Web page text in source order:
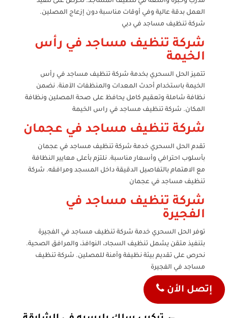
العمل بدقة عالية وفي أوقات مناسبة دون إزعاج المصلين.
شركة تنظيف مساجد في دبي
شركة تنظيف مساجد في رأس
الخيمة
تتميز الحل السحري بخدمة شركة تنظيف مساجد في رأس
الخيمة باستخدام أحدث المعدات والمنظفات الآمنة. نضمن
نظافة شاملة وتعقيم كامل يحافظ على صحة المصلين ونظافة
المكان. شركة تنظيف مساجد في راس الخيمة
شركة تنظيف مساجد في عجمان
تقدم الحل السحري خدمة شركة تنظيف مساجد في عجمان
بأسلوب احترافي وأسعار مناسبة. نلتزم بأعلى معايير النظافة
مع الاهتمام بالتفاصيل الدقيقة داخل المسجد ومرافقه. شركة
تنظيف مساجد في عجمان
شركة تنظيف مساجد في
الفجيرة
توفر الحل السحري خدمة شركة تنظيف مساجد في الفجيرة
بتنفيذ متقن يشمل تنظيف السجاد، النوافذ، والمرافق الصحية.
نحرص على تقديم بيئة نظيفة وآمنة للمصلين. شركة تنظيف
مساجد في الفجيرة

إتصل الأن